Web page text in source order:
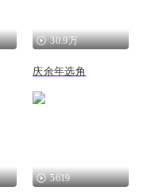
30.9万
庆余年选角
5619